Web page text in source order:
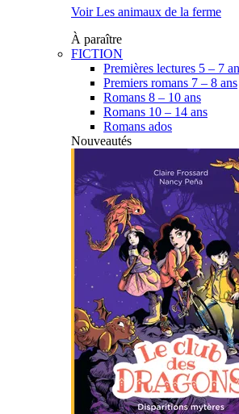
Voir Les animaux de la ferme
À paraître
FICTION
Premières lectures 5 – 7
Premiers romans 7 – 8 ans
Romans 8 – 10 ans
Romans 10 – 14 ans
Romans ados
Nouveautés